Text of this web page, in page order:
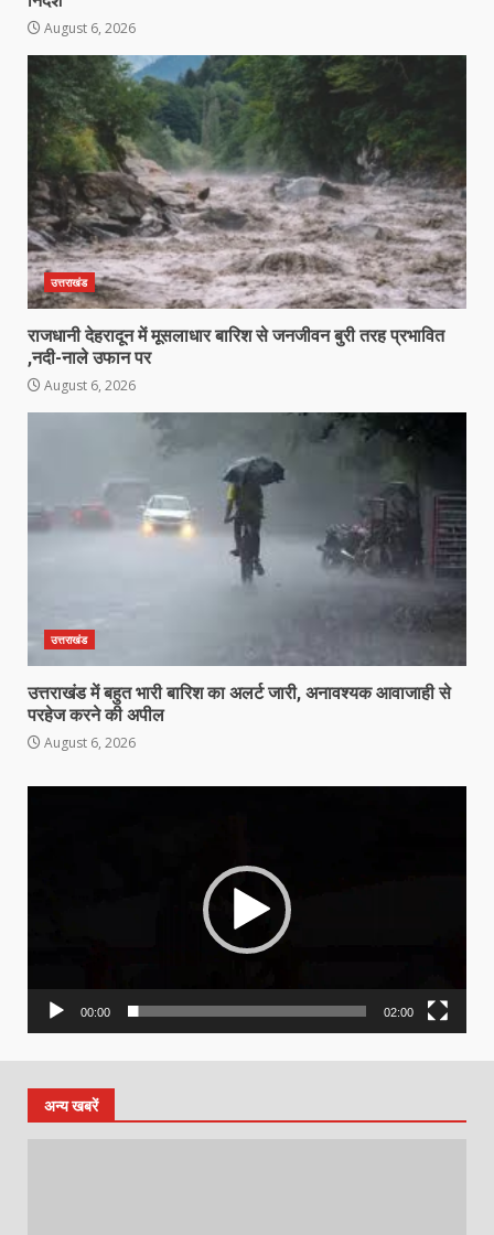
August 6, 2026
उत्तराखंड
राजधानी देहरादून में मूसलाधार बारिश से जनजीवन बुरी तरह प्रभावित
,नदी-नाले उफान पर
August 6, 2026
उत्तराखंड
उत्तराखंड में बहुत भारी बारिश का अलर्ट जारी, अनावश्यक आवाजाही से
परहेज करने की अपील
August 6, 2026
00:00 02:00
अन्य खबरें